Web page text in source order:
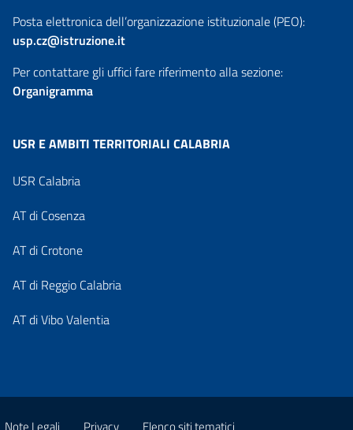
Posta elettronica dell’organizzazione istituzionale (PEO):
usp.cz@istruzione.it
Per contattare gli uffici fare riferimento alla sezione:
Organigramma
USR E AMBITI TERRITORIALI CALABRIA
USR Calabria
AT di Cosenza
AT di Crotone
AT di Reggio Calabria
AT di Vibo Valentia
Note Legali Privacy Elenco siti tematici